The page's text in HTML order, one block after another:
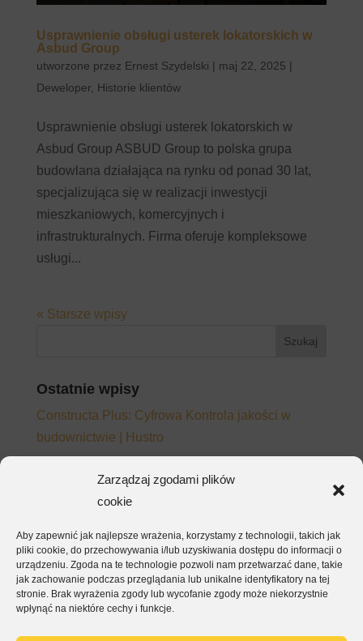
Zarządzaj zgodami plików
cookie
Aby zapewnić jak najlepsze wrażenia, korzystamy z technologii, takich jak
pliki cookie, do przechowywania i/lub uzyskiwania dostępu do informacji o
urządzeniu. Zgoda na te technologie pozwoli nam przetwarzać dane, takie
jak zachowanie podczas przeglądania lub unikalne identyfikatory na tej
stronie. Brak wyrażenia zgody lub wycofanie zgody może niekorzystnie
wpłynąć na niektóre cechy i funkcje.
Usprawnienie obsługi usterek lokatorskich w
Asbud Group
utworzone przez Ernest Szydelski | maj 22, 2025 |
Deweloper, Historie klientów
Usprawnienie obsługi usterek lokatorskich w
Asbud Group ASBUD Group to polska grupa
budowlana działająca na rynku od ponad 30 lat,
specjalizująca się w realizacji inwestycji
mieszkaniowych, komercyjnych i
infrastrukturalnych. Firma oferuje kompleksowe
usługi...
« Starsze wpisy
Ostatnie wpisy
Constructa Plus: Cyfrowa Kontrola jakości w
budownictwie | Hustro
wracają do e-maila mimo wdrożonego systemu
będą działać – nie tylko na papierze
EKSA – kontrola jakości i raporty dla inwestora w
jednej aplikacji
ArmetBis – kompletacja, montaż i odbiór w jednej
aplikacji